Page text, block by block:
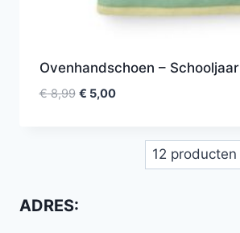
Ovenhandschoen – Schooljaar
€8,99 € 5,00
ADRES: